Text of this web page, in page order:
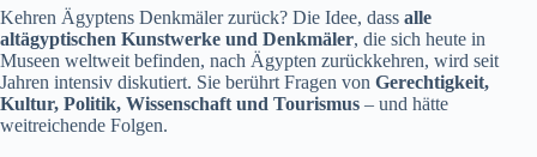
Kehren Ägyptens Denkmäler zurück? Die Idee, dass alle
altägyptischen Kunstwerke und Denkmäler, die sich heute in
Museen weltweit befinden, nach Ägypten zurückkehren, wird seit
Jahren intensiv diskutiert. Sie berührt Fragen von Gerechtigkeit,
Kultur, Politik, Wissenschaft und Tourismus – und hätte
weitreichende Folgen.